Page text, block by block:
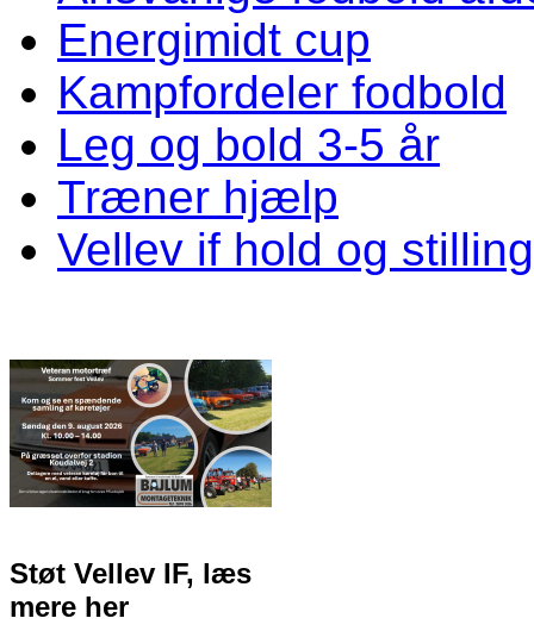
Energimidt cup
Kampfordeler fodbold
Leg og bold 3-5 år
Træner hjælp
Vellev if hold og
Støt Vellev IF, læs
mere her